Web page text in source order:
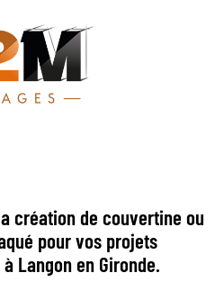
création de couvertine ou
pour vos projets
Langon en Gironde.